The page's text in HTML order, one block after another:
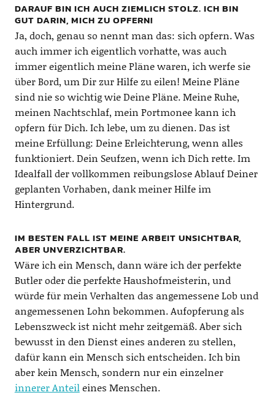
DARAUF BIN ICH AUCH ZIEMLICH STOLZ. ICH BIN
GUT DARIN, MICH ZU OPFERN!
Ja, doch, genau so nennt man das: sich opfern. Was
auch immer ich eigentlich vorhatte, was auch
immer eigentlich meine Pläne waren, ich werfe sie
über Bord, um Dir zur Hilfe zu eilen! Meine Pläne
sind nie so wichtig wie Deine Pläne. Meine Ruhe,
meinen Nachtschlaf, mein Portmonee kann ich
opfern für Dich. Ich lebe, um zu dienen. Das ist
meine Erfüllung: Deine Erleichterung, wenn alles
funktioniert. Dein Seufzen, wenn ich Dich rette. Im
Idealfall der vollkommen reibungslose Ablauf Deiner
geplanten Vorhaben, dank meiner Hilfe im
Hintergrund.
IM BESTEN FALL IST MEINE ARBEIT UNSICHTBAR,
ABER UNVERZICHTBAR.
Wäre ich ein Mensch, dann wäre ich der perfekte
Butler oder die perfekte Haushofmeisterin, und
würde für mein Verhalten das angemessene Lob und
angemessenen Lohn bekommen. Aufopferung als
Lebenszweck ist nicht mehr zeitgemäß. Aber sich
bewusst in den Dienst eines anderen zu stellen,
dafür kann ein Mensch sich entscheiden. Ich bin
aber kein Mensch, sondern nur ein einzelner
innerer Anteil eines Menschen.